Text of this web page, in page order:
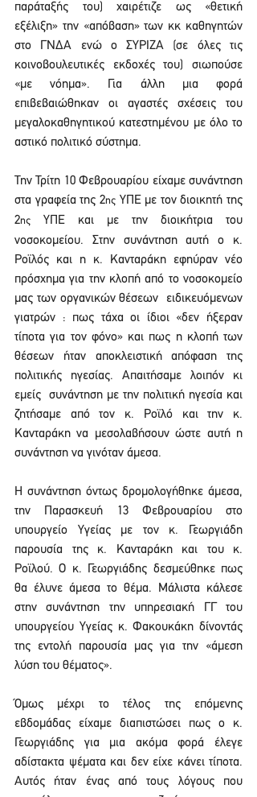
παράταξής του) χαιρέτιζε ως «θετική
εξέλιξη» την «απόβαση» των κκ καθηγητών
στο ΓΝΔΑ ενώ ο ΣΥΡΙΖΑ (σε όλες τις
κοινοβουλευτικές εκδοχές του) σιωπούσε
«με νόημα». Για άλλη μια φορά
επιβεβαιώθηκαν οι αγαστές σχέσεις του
μεγαλοκαθηγητικού κατεστημένου με όλο το
αστικό πολιτικό σύστημα.
Την Τρίτη 10 Φεβρουαρίου είχαμε συνάντηση
στα γραφεία της 2ης ΥΠΕ με τον διοικητή της
2ης
ΥΠΕ και με την διοικήτρια του
νοσοκομείου. Στην συνάντηση αυτή ο κ.
Ροϊλός και η κ. Κανταράκη εφηύραν νέο
πρόσχημα για την κλοπή από το νοσοκομείο
μας των οργανικών θέσεων  ειδικευόμενων
γιατρών : πως τάχα οι ίδιοι «δεν ήξεραν
τίποτα για τον φόνο» και πως η κλοπή των
θέσεων ήταν αποκλειστική απόφαση της
πολιτικής ηγεσίας. Απαιτήσαμε λοιπόν κι
εμείς  συνάντηση με την πολιτική ηγεσία και
ζητήσαμε από τον κ. Ροϊλό και την κ.
Κανταράκη να μεσολαβήσουν ώστε αυτή η
συνάντηση να γινόταν άμεσα.
Η συνάντηση όντως δρομολογήθηκε άμεσα,
την Παρασκευή 13 Φεβρουαρίου στο
υπουργείο Υγείας με τον κ. Γεωργιάδη
παρουσία της κ. Κανταράκη και του κ.
Ροϊλού. Ο κ. Γεωργιάδης δεσμεύθηκε πως
θα έλυνε άμεσα το θέμα. Μάλιστα κάλεσε
στην συνάντηση την υπηρεσιακή ΓΓ του
υπουργείου Υγείας κ. Φακουκάκη δίνοντάς
της εντολή παρουσία μας για την «άμεση
λύση του θέματος».
Όμως μέχρι το τέλος της επόμενης
εβδομάδας είχαμε διαπιστώσει πως ο κ.
Γεωργιάδης για μια ακόμα φορά έλεγε
αδίστακτα ψέματα και δεν είχε κάνει τίποτα.
Αυτός ήταν ένας από τους λόγους που